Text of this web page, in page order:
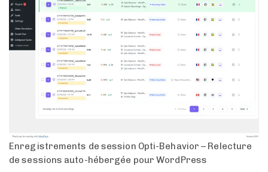
Enregistrements de session Opti-Behavior – Relecture
de sessions auto-hébergée pour WordPress